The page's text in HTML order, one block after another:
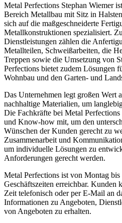
Metal Perfections Stephan Wiemer
Bereich Metallbau mit Sitz in
sich auf die maßgeschneiderte
Metallkonstruktionen spezialisiert.
Dienstleistungen zählen die
Metallteilen, Schweißarbeiten, die
Treppen sowie die Umsetzung von
Perfections bietet zudem Lösungen
Wohnbau und den Garten- und
Das Unternehmen legt großen Wert
nachhaltige Materialien, um
Die Fachkräfte bei Metal
und Know-how mit, um den
Wünschen der Kunden gerecht zu
Zusammenarbeit und
um individuelle Lösungen zu
Anforderungen gerecht werden.
Metal Perfections ist von Montag
Geschäftszeiten erreichbar. Kunden
Zeit telefonisch oder per E-Mail an
Informationen zu Angeboten,
von Angeboten zu erhalten.